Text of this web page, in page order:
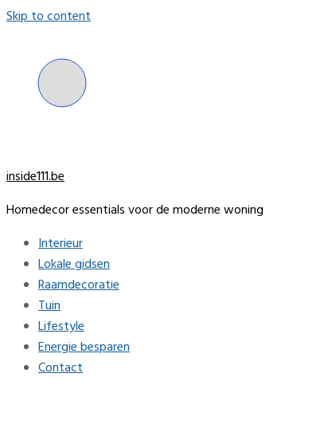
Skip to content
inside111.be
Homedecor essentials voor de moderne woning
Interieur
Lokale gidsen
Raamdecoratie
Tuin
Lifestyle
Energie besparen
Contact